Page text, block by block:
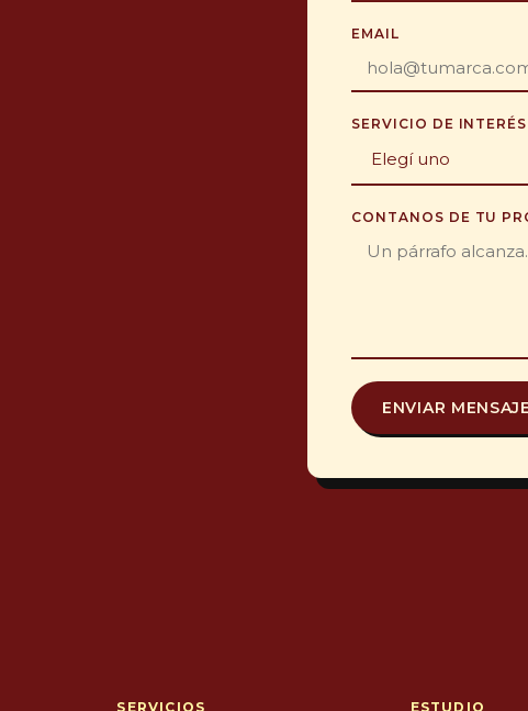
EMAIL
SERVICIO DE INTERÉS
CONTANOS DE TU
ENVIAR MENSAJE
SERVICIOS ESTUDIO